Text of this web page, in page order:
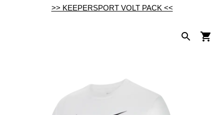
>> KEEPERSPORT VOLT PACK <<